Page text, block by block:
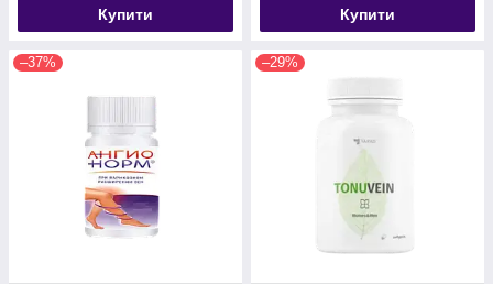
Купити Купити
–37% –29%